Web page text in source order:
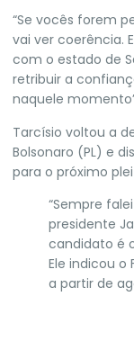
“Se vocês forem
vai ver coerência.
com o estado de
retribuir a
naquele
Tarcísio voltou a
Bolsonaro (PL) e
para o próximo
“Sempre
presidente
candidato é
Ele indicou
a partir de